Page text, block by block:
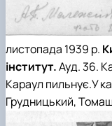
листопада 1939 р.
інститут.Ауд. 36.
Караул пильнує.У
Грудницький,